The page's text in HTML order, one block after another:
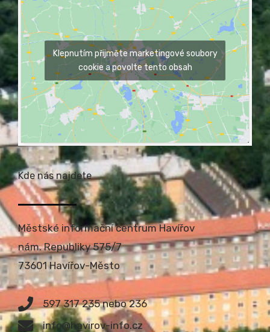
Klepnutím přijměte marketingové soubory
cookie a povolte tento obsah
Kde nás najdete
Městské informační centrum Havířov
nám. Republiky 575/7
73601 Havířov-Město
597 317 235 nebo 236
info@havirov-info.cz